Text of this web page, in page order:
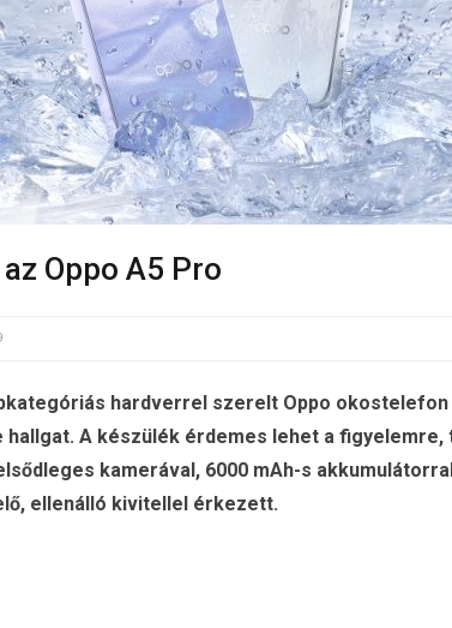
Oppo A5 Pro
hardverrel szerelt Oppo
hallgat. A készülék érdemes lehet a
kamerával, 6000 mAh-s
ellenálló kivitellel érkezett.